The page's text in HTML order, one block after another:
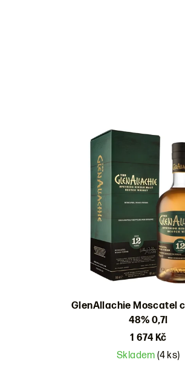
GlenAllachie Moscatel
48% 0,7l
1 674 Kč
Skladem(4 ks)